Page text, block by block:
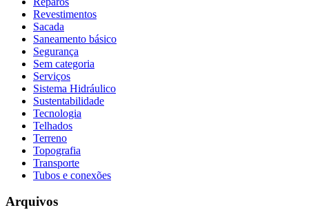
Revestimentos
Sacada
Saneamento básico
Segurança
Sem categoria
Serviços
Sistema Hidráulico
Sustentabilidade
Tecnologia
Telhados
Terreno
Topografia
Transporte
Tubos e conexões
Arquivos